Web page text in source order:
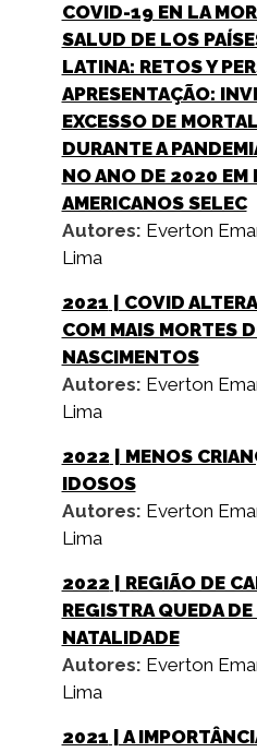
COVID-19 EN LA
SALUD DE LOS
LATINA: RETOS Y
APRESENTAÇÃO:
EXCESSO DE
DURANTE A
NO ANO DE 2020 EM
AMERICANOS SELEC
Autores: Everton
Lima
2021 | COVID
COM MAIS MORTES
NASCIMENTOS
Autores: Everton
Lima
2022 | MENOS
IDOSOS
Autores: Everton
Lima
2022 | REGIÃO DE
REGISTRA QUEDA
NATALIDADE
Autores: Everton
Lima
2021 | A